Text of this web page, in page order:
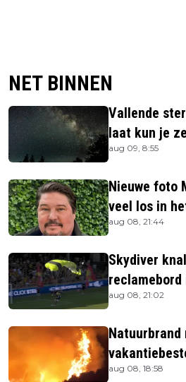
NET BINNEN
Vallende
laat kun je
aug 09, 8:55
Nieuwe foto
veel los in
aug 08, 21:44
Skydiver
reclamebord
stadion
aug 08, 21:02
uit verblijven
aug 08, 18:58